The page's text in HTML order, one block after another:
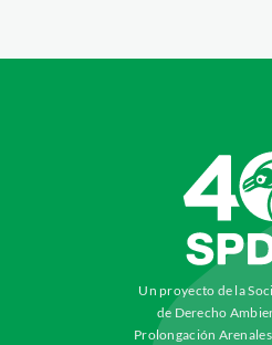
Un proyecto de la
de Derecho
Prolongación